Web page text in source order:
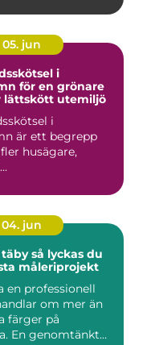
05. jun
i
för en grönare
lättskött utemiljö
i
är ett begrepp
husägare,
04. jun
du
måleriprojekt
en professionell
om mer än
färger på
En genomtänkt